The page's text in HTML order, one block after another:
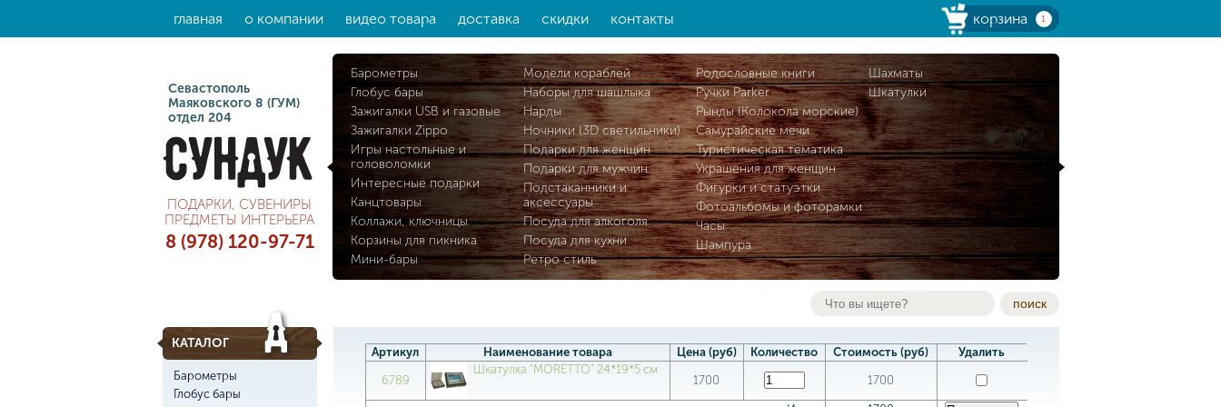
главная о компании видео товара доставка скидки контакты корзина 1
Севастополь
Маяковского 8 (ГУМ)
отдел 204
ПОДАРКИ, СУВЕНИРЫ
ПРЕДМЕТЫ ИНТЕРЬЕРА
8 (978) 120-97-71
Барометры
Глобус бары
Зажигалки USB и газовые
Зажигалки Zippo
Игры настольные и
головоломки
Интересные подарки
Канцтовары
Коллажи, ключницы
Корзины для пикника
Мини-бары
Модели кораблей
Наборы для шашлыка
Нарды
Ночники (3D светильники)
Подарки для женщин
Подарки для мужчин
Подстаканники и
аксессуары
Посуда для алкоголя
Посуда для кухни
Ретро стиль
Родословные книги
Ручки Parker
Рынды (Колокола морские)
Самурайские мечи
Туристическая тематика
Украшения для женщин
Фигурки и статуэтки
Фотоальбомы и фоторамки
Часы
Шампура
Шахматы
Шкатулки
поиск
КАТАЛОГ
Барометры
Глобус бары
Артикул Наименование товара Цена (руб) Количество Стоимость (руб) Удалить
6789
Шкатулка "MORETTO" 24*19*5 см
1700
1700